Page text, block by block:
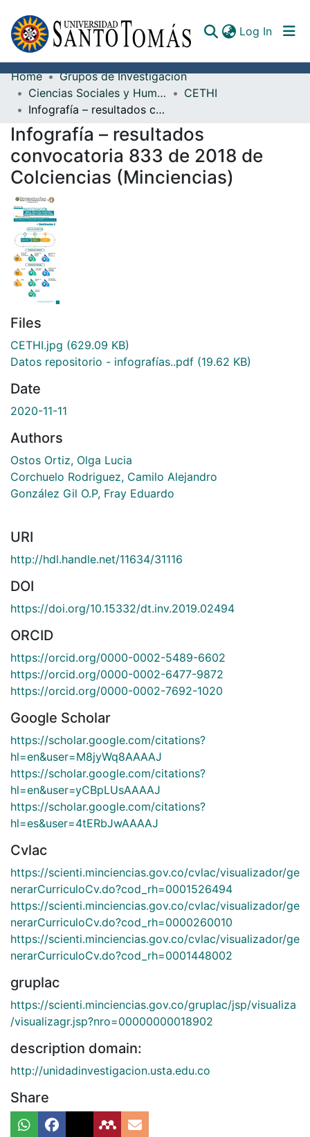
Log In
Communities & Collections
All of DSpace
Documents
Home
Grupos de Investigación
Ciencias Sociales y Humanidades
CETHI
Infografía – resultados convocatoria 833 de 2018 de Colciencias (Minciencias)
Infografía – resultados
convocatoria 833 de 2018 de
Colciencias (Minciencias)
Files
CETHI.jpg (629.09 KB)
Datos repositorio - infografías..pdf (19.62 KB)
Date
2020-11-11
Authors
Ostos Ortiz, Olga Lucia
Corchuelo Rodriguez, Camilo Alejandro
González Gil O.P, Fray Eduardo
URI
http://hdl.handle.net/11634/31116
DOI
https://doi.org/10.15332/dt.inv.2019.02494
ORCID
https://orcid.org/0000-0002-5489-6602
https://orcid.org/0000-0002-6477-9872
https://orcid.org/0000-0002-7692-1020
Google Scholar
https://scholar.google.com/citations?
hl=en&user=M8jyWq8AAAAJ
https://scholar.google.com/citations?
hl=en&user=yCBpLUsAAAAJ
https://scholar.google.com/citations?
hl=es&user=4tERbJwAAAAJ
Cvlac
https://scienti.minciencias.gov.co/cvlac/visualizador/ge
nerarCurriculoCv.do?cod_rh=0001526494
https://scienti.minciencias.gov.co/cvlac/visualizador/ge
nerarCurriculoCv.do?cod_rh=0000260010
https://scienti.minciencias.gov.co/cvlac/visualizador/ge
nerarCurriculoCv.do?cod_rh=0001448002
gruplac
https://scienti.minciencias.gov.co/gruplac/jsp/visualiza
/visualizagr.jsp?nro=00000000018902
description domain:
http://unidadinvestigacion.usta.edu.co
Share